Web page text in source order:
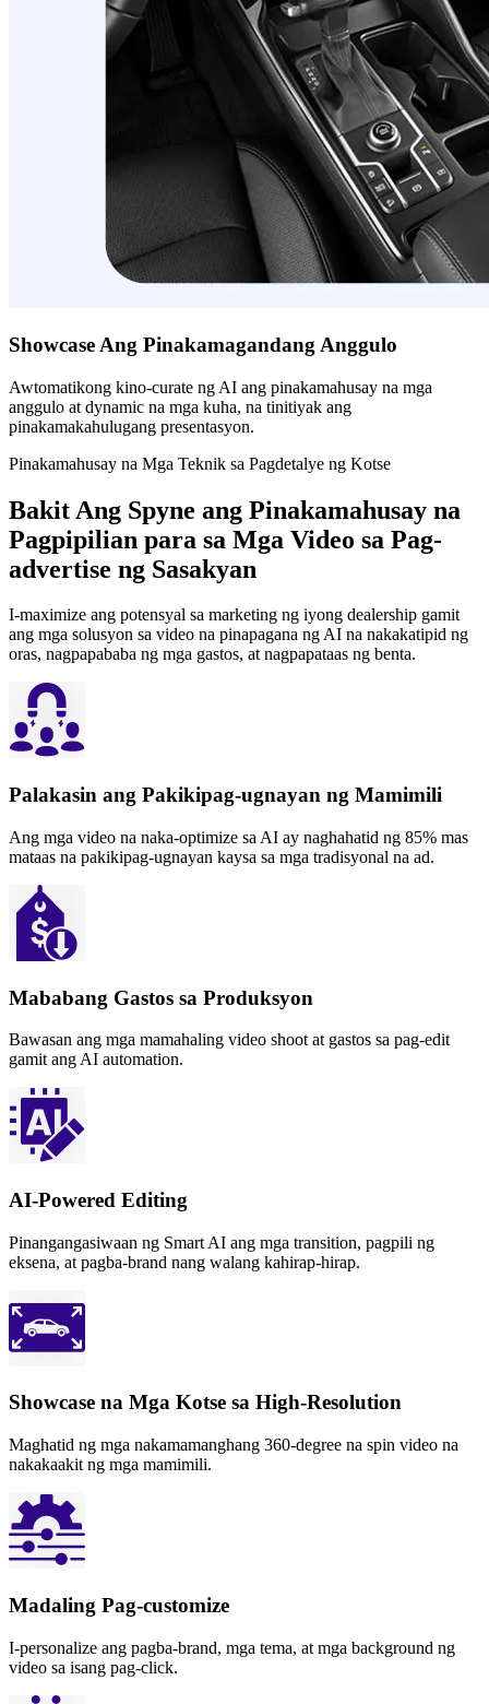
Showcase Ang Pinakamagandang Anggulo
Awtomatikong kino-curate ng AI ang pinakamahusay na mga
anggulo at dynamic na mga kuha, na tinitiyak ang
pinakamakahulugang presentasyon.
Pinakamahusay na Mga Teknik sa Pagdetalye ng Kotse
Bakit Ang Spyne ang Pinakamahusay na
Pagpipilian para sa Mga Video sa Pag-
advertise ng Sasakyan
I-maximize ang potensyal sa marketing ng iyong dealership gamit
ang mga solusyon sa video na pinapagana ng AI na nakakatipid ng
oras, nagpapababa ng mga gastos, at nagpapataas ng benta.
Palakasin ang Pakikipag-ugnayan ng Mamimili
Ang mga video na naka-optimize sa AI ay naghahatid ng 85% mas
mataas na pakikipag-ugnayan kaysa sa mga tradisyonal na ad.
Mababang Gastos sa Produksyon
Bawasan ang mga mamahaling video shoot at gastos sa pag-edit
gamit ang AI automation.
AI-Powered Editing
Pinangangasiwaan ng Smart AI ang mga transition, pagpili ng
eksena, at pagba-brand nang walang kahirap-hirap.
Showcase na Mga Kotse sa High-Resolution
Maghatid ng mga nakamamanghang 360-degree na spin video na
nakakaakit ng mga mamimili.
Madaling Pag-customize
I-personalize ang pagba-brand, mga tema, at mga background ng
video sa isang pag-click.